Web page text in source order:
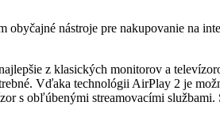
nástroje pre nakupovanie na
z klasických monitorov a
Vďaka technológii AirPlay 2 je
s obľúbenými streamovacími